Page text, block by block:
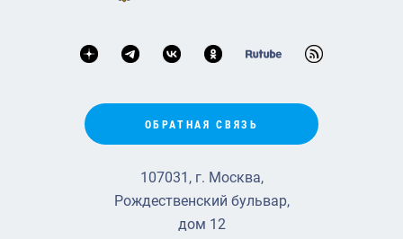
ОБРАТНАЯ СВЯЗЬ
107031, г. Москва,
Рождественский бульвар,
дом 12